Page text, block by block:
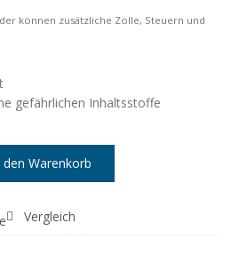
können zusätzliche Zölle, Steuern und
gefährlichen Inhaltsstoffe
den Warenkorb
Vergleich